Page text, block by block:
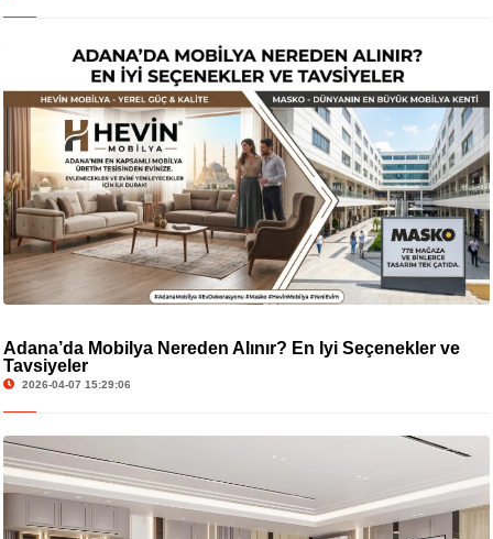
Adana’da Mobilya Nereden Alınır? En İyi Seçenekler ve
Tavsiyeler
2026-04-07 15:29:06